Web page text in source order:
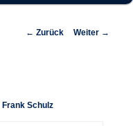
Beitrags-
← Zurück Weiter →
Frank Schulz